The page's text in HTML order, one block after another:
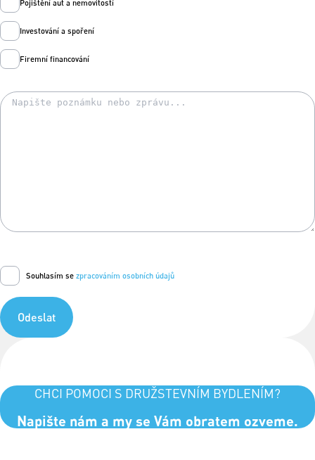
Pojištění aut a nemovitostí
Investování a spoření
Firemní financování
Souhlasím se zpracováním osobních údajů
Odeslat
CHCI POMOCI S DRUŽSTEVNÍM BYDLENÍM?
Napište nám a my se Vám obratem ozveme.